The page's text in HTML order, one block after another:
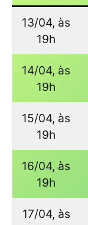
13/04, às
19h
14/04, às
19h
15/04, às
19h
16/04, às
19h
17/04, às